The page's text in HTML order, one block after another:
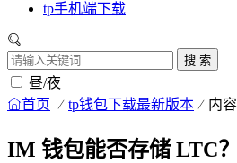
tp手机端下载
搜 索
昼/夜
首页 tp钱包下载最新版本 内
IM 钱包能否存储 LTC